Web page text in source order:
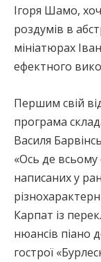
Ігоря Шамо,
роздумів в
мініатюрах
ефектного
Першим свій
програма
Василя
«Ось де всьому
написаних у
Карпат із
нюансів піано
гострої